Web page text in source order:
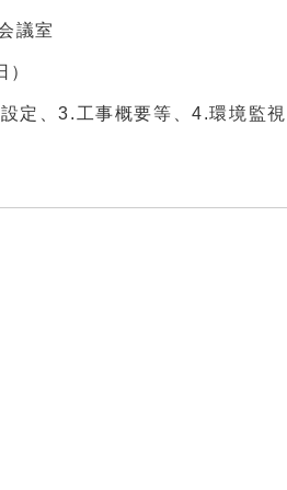
議室
定、3.工事概要等、4.環境監視